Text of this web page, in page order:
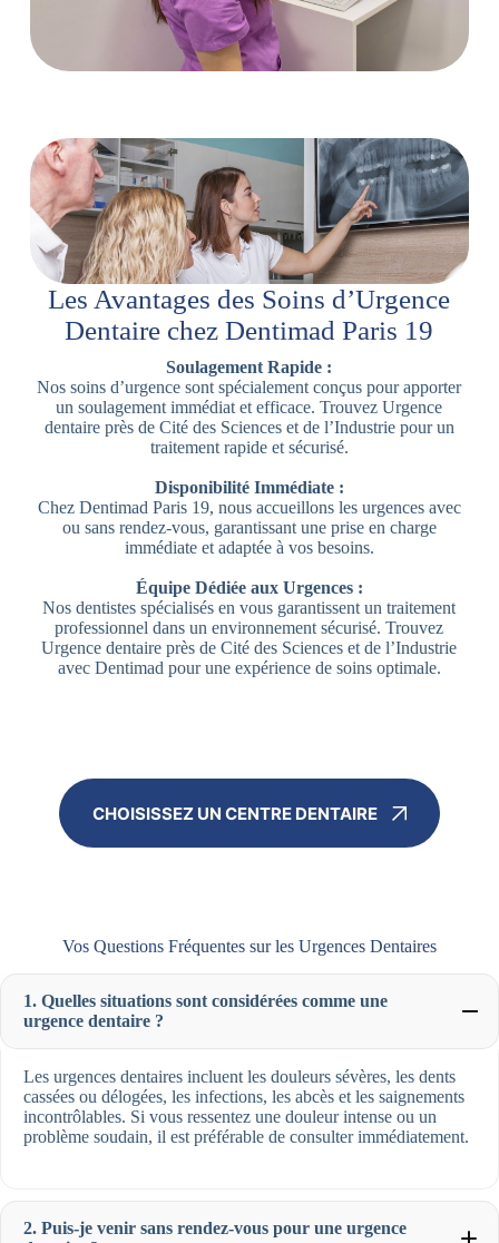
Les Avantages des Soins d’Urgence
Dentaire chez Dentimad Paris 19
Soulagement Rapide :
Nos soins d’urgence sont spécialement conçus pour apporter
un soulagement immédiat et efficace. Trouvez Urgence
dentaire près de Cité des Sciences et de l’Industrie pour un
traitement rapide et sécurisé.
Disponibilité Immédiate :
Chez Dentimad Paris 19, nous accueillons les urgences avec
ou sans rendez-vous, garantissant une prise en charge
immédiate et adaptée à vos besoins.
Équipe Dédiée aux Urgences :
Nos dentistes spécialisés en vous garantissent un traitement
professionnel dans un environnement sécurisé. Trouvez
Urgence dentaire près de Cité des Sciences et de l’Industrie
avec Dentimad pour une expérience de soins optimale.
CHOISISSEZ UN CENTRE DENTAIRE
Vos Questions Fréquentes sur les Urgences Dentaires
1. Quelles situations sont considérées comme une
urgence dentaire ?
Les urgences dentaires incluent les douleurs sévères, les dents
cassées ou délogées, les infections, les abcès et les saignements
incontrôlables. Si vous ressentez une douleur intense ou un
problème soudain, il est préférable de consulter immédiatement.
2. Puis-je venir sans rendez-vous pour une urgence